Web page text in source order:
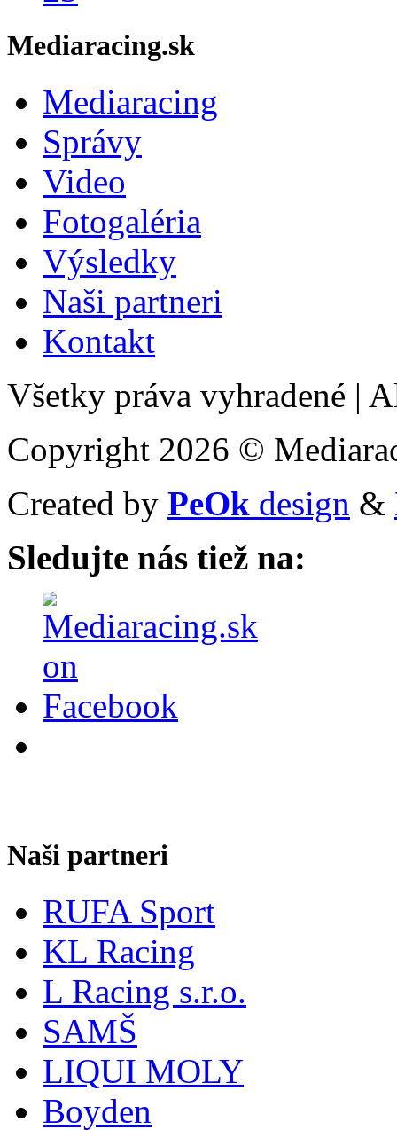
Mediaracing.sk
Mediaracing
Správy
Video
Fotogaléria
Výsledky
Naši partneri
Kontakt
Všetky práva vyhradené |
Copyright 2026 ©
Created by PeOk design &
Sledujte nás tiež na:
Naši partneri
RUFA Sport
KL Racing
L Racing s.r.o.
SAMŠ
LIQUI MOLY
Boyden